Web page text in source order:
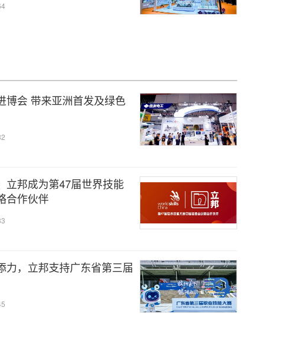
博会 带来亚洲首发及绿色
立邦成为第47届世界技能
合作伙伴
力，立邦支持广东省第三届